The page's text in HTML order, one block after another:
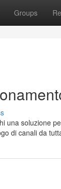
Groups
una soluzione
di canali da